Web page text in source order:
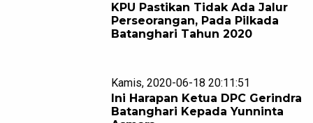
KPU Pastikan Tidak Ada Jalur
Perseorangan, Pada Pilkada
Batanghari Tahun 2020
Kamis, 2020-06-18 20:11:51
Ini Harapan Ketua DPC Gerindra
Batanghari Kepada Yunninta